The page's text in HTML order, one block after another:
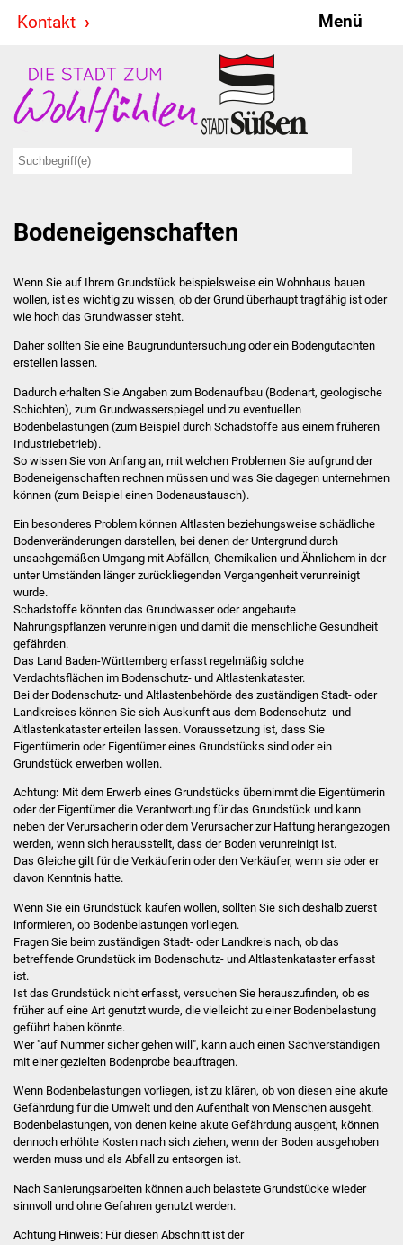
Kontakt Menü
Stadt & Politik
Bürgermeister
Ausschüsse
Ratsinformationssystem
Hallenbadparty
Ansprechpartner
Behördenwegweiser
Stellenangebote
Kontakt
Veröffentlichungen
Ortsrecht
FNP / Bebauungspläne
Stadtinfo
Jubiläumsjahr 2021
Partnerstädte
Projekte
Schulentwicklung Bizet
Ortsentwicklung
Presse
Bürger & Service
Bodeneigenschaften
Wenn Sie auf Ihrem Grundstück beispielsweise ein Wohnhaus bauen
wollen, ist es wichtig zu wissen, ob der Grund überhaupt tragfähig ist oder
wie hoch das Grundwasser steht.
Daher sollten Sie eine Baugrunduntersuchung oder ein Bodengutachten
erstellen lassen.
Dadurch erhalten Sie Angaben zum Bodenaufbau (Bodenart, geologische
Schichten), zum Grundwasserspiegel und zu eventuellen
Bodenbelastungen (zum Beispiel durch Schadstoffe aus einem früheren
Industriebetrieb).
So wissen Sie von Anfang an, mit welchen Problemen Sie aufgrund der
Bodeneigenschaften rechnen müssen und was Sie dagegen unternehmen
können (zum Beispiel einen Bodenaustausch).
Ein besonderes Problem können Altlasten beziehungsweise schädliche
Bodenveränderungen darstellen, bei denen der Untergrund durch
unsachgemäßen Umgang mit Abfällen, Chemikalien und Ähnlichem in der
unter Umständen länger zurückliegenden Vergangenheit verunreinigt
wurde.
Schadstoffe könnten das Grundwasser oder angebaute
Nahrungspflanzen verunreinigen und damit die menschliche Gesundheit
gefährden.
Das Land Baden-Württemberg erfasst regelmäßig solche
Verdachtsflächen im Bodenschutz- und Altlastenkataster.
Bei der Bodenschutz- und Altlastenbehörde des zuständigen Stadt- oder
Landkreises können Sie sich Auskunft aus dem Bodenschutz- und
Altlastenkataster erteilen lassen. Voraussetzung ist, dass Sie
Eigentümerin oder Eigentümer eines Grundstücks sind oder ein
Grundstück erwerben wollen.
Achtung: Mit dem Erwerb eines Grundstücks übernimmt die Eigentümerin
oder der Eigentümer die Verantwortung für das Grundstück und kann
neben der Verursacherin oder dem Verursacher zur Haftung herangezogen
werden, wenn sich herausstellt, dass der Boden verunreinigt ist.
Das Gleiche gilt für die Verkäuferin oder den Verkäufer, wenn sie oder er
davon Kenntnis hatte.
Wenn Sie ein Grundstück kaufen wollen, sollten Sie sich deshalb zuerst
informieren, ob Bodenbelastungen vorliegen.
Fragen Sie beim zuständigen Stadt- oder Landkreis nach, ob das
betreffende Grundstück im Bodenschutz- und Altlastenkataster erfasst
ist.
Ist das Grundstück nicht erfasst, versuchen Sie herauszufinden, ob es
früher auf eine Art genutzt wurde, die vielleicht zu einer Bodenbelastung
geführt haben könnte.
Wer "auf Nummer sicher gehen will", kann auch einen Sachverständigen
mit einer gezielten Bodenprobe beauftragen.
Wenn Bodenbelastungen vorliegen, ist zu klären, ob von diesen eine akute
Gefährdung für die Umwelt und den Aufenthalt von Menschen ausgeht.
Bodenbelastungen, von denen keine akute Gefährdung ausgeht, können
dennoch erhöhte Kosten nach sich ziehen, wenn der Boden ausgehoben
werden muss und als Abfall zu entsorgen ist.
Nach Sanierungsarbeiten können auch belastete Grundstücke wieder
sinnvoll und ohne Gefahren genutzt werden.
Achtung Hinweis: Für diesen Abschnitt ist der